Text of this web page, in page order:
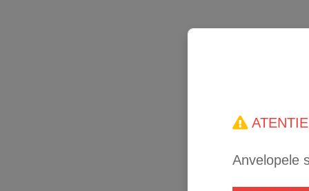
Anvelopele